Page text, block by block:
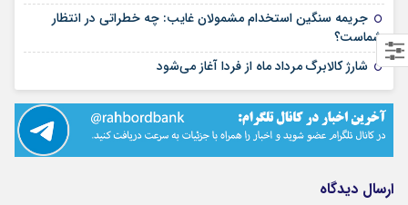
جریمه سنگین استخدام مشمولان غایب: چه خطراتی در انتظار
شماست؟
شارژ کالابرگ مرداد ماه از فردا آغاز می‌شود
ارسال دیدگاه